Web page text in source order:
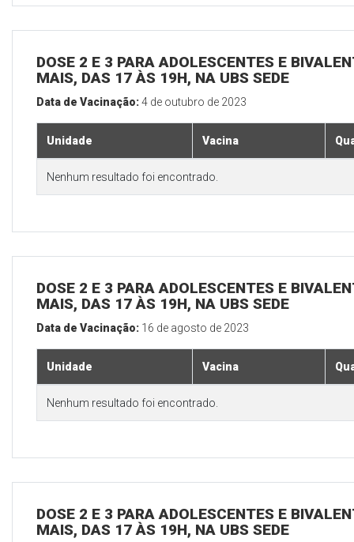
DOSE 2 E 3 PARA ADOLESCENTES E
MAIS, DAS 17 ÀS 19H, NA UBS SEDE
Data de Vacinação:4 de outubro de 2023
Unidade Vacina
Nenhum resultado foi encontrado.
DOSE 2 E 3 PARA ADOLESCENTES E
MAIS, DAS 17 ÀS 19H, NA UBS SEDE
Data de Vacinação: 16 de agosto de 2023
Unidade Vacina
Nenhum resultado foi encontrado.
DOSE 2 E 3 PARA ADOLESCENTES E
MAIS, DAS 17 ÀS 19H, NA UBS SEDE